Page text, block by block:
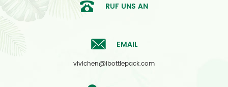
RUF UNS AN
EMAIL
vivichen@ibottlepack.com